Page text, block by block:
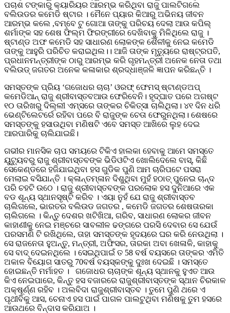
ପଚାଶ ଟଙ୍କାରୁ କ୍ୟାରିୟର ଆରମ୍ଭ କରିଥିବା ରାଜୁ ପାଲଟିଗଲେ
ବଲିଉଡର କମେଡି ଷ୍ଟାର । ମୈନେ ପ୍ୟାର କିଆରୁ ଅଭିନୟ ଜୀବନ
ଆରମ୍ଭ କଲେ ,ବମ୍ବେ ଟୁ ଗୋଆ ତାଙ୍କୁ ପରିଚୟ ଦେଲା ଆଉ କପିଲ୍
ଶର୍ମାଙ୍କ ସହ ଶେଷ ଫିଲ୍ମ ଫିରଙ୍ଗୀରେ ଦେଖିବାକୁ ମିଳିଥିଲେ ରାଜୁ ।
ଷ୍ଟାଣ୍ଡ ଅଫ କମେଡି ସହ ସାଧାରଣ ଲୋକଙ୍କ ଶୈଳୀକୁ ନେଇ କମେଡି
ତାଙ୍କୁ ଆହୁରି ପରିଚିତ କରାଇଥିଲ।। ଆଜି ତାଙ୍କ ମୃତ୍ୟୁରେ ରାଷ୍ଟ୍ରପତି,
ପ୍ରଧାନମନ୍ତ୍ରୀଙ୍କ ଠାରୁ ଆରମ୍ଭ କରି ଗୃହମନ୍ତ୍ରୀ ଅନେକ ନେତା ତଥା
ବଲିଉଡ୍ ଜଗତର ଅନେକ କଳାକାର ଶ୍ରଦ୍ଧାଞ୍ଜଳି ଜ୍ଞାପନ କରିଛନ୍ତି ।
ସମସ୍ତଙ୍କ ପ୍ରିୟ ‘ଗଜୋଧର ଚାଚା’ ଓରଫ୍ ଫେମସ୍ ଷ୍ଟାଣ୍ଡଅପ୍
କମେଡିଆନ୍ ରାଜୁ ଶ୍ରୀବାସ୍ତବଆଉ ଫେରିବେନି। ହୃଦ୍ଘାତ ପରେ ଅଗଷ୍ଟ
୧୦ ତାରିଖରୁ ଦିଲ୍ଲୀ ଏମ୍ସରେ ତାଙ୍କର ଚିକିତ୍ସା ଚାଲିଥିଲା। ୪୧ ଦିନ ଧରି
ଭେଣ୍ଟିଲେଟର୍ରେ ରହିବା ପରେ ବି ରାଜୁଙ୍କ ଚେତା ଫେରୁନଥିଲା। ଶେଷରେ
ସମସ୍ତଙ୍କୁ ହସାଉଥିବା ମଣିଷଟି ଏବେ ସମସ୍ତ ଆଖିରେ ଲୁହ ଦେଇ
ଆରପାରିକୁ ଚାଲିଯାଇଛି।
ଗଭୀର ମାନସିକ ଚାପ ସମୟରେ ଟିକିଏ ହାଲକା ହେବାକୁ ଆମେ ସମସ୍ତେ
ୟୁଟ୍ୟୁବରୁ ରାଜୁ ଶ୍ରୀବାସ୍ତବଙ୍କ ଭିଡିଓଟିଏ ଖୋଲିଦେଲେ ବାସ୍, କିଛି
ସେକେଣ୍ଡରେ ହଜିଯାଇଥିବା ହସ ଗୁଡିକ ପୁଣି ଆମ ଚାରିପଟେ ପସରା
ମେଲାଇ ବସିଯାନ୍ତି । କ୍ଳାନ୍ତମ୍ଳାନ ଦିଶୁଥିବା ମୁହଁ ହଠାତ୍ ପୁନେଇ ଚାନ୍ଦ
ପରି ଚହଟି ଉଠେ । ରାଜୁ ଶ୍ରୀବାସ୍ତବଙ୍କ ପରଲୋକ ହସ ଦୁନିଆରେ ଏକ
ବଡ ଶୂନ୍ୟ ସ୍ଥାନସୃଷ୍ଟି କରିବ । ଏୟା ନୁହଁ ଯେ ରାଜୁ ଶ୍ରୀବାସ୍ତବ
ଚାଲିଗଲେ, ଭାରତର ବଲିଉଡ ଜଗତର , କମେଡି ଜଗତର ଶେଷତାରକା
ଚାଲିଗଲେ । କିନ୍ତୁ ଦେଶର ଖଟିଖିଆ, ଗରିବ, ସାଧାରଣ ଲୋକର ଜୀବନ
କାହାଣୀକୁ ନେଇ ମଞ୍ଚରେ ସାବଲୀଳ ଢଙ୍ଗରେ ପରସି ଦେବାର ସେ ଯେଉଁ
ପରସମଣି ଟି ରଖିଥିଲେ, ତାହା ସମସ୍ତଙ୍କ ହୃଦୟରେ ଘର କରି ନେଉଥିଲା ।
ସେ ରାଜନେତା ହୁଅନ୍ତୁ, ମନ୍ତ୍ରୀ, ଅଫିସର, ତାରକା ଅବା ଖେଳାଳି, କାହାକୁ
ସେ ବାଦ୍ ଦେଇନଥିଲେ । ସେଇଥିପାଇଁ ତ 58 ବର୍ଷ ବୟସରେ ତାଙ୍କର ଏମିତି
ଅକାଳ ବିୟୋଗ ସାତରୁ 70ବର୍ଷ ବୟସ୍କଙ୍କୁ ଦୁଃଖ ଦେଇଛି । ସମସ୍ତେ
ହୋଇଛନ୍ତି ମର୍ମାହତ । ଗଜୋଧର ଚାଚାଙ୍କ ଶୂନ୍ୟ ସ୍ଥାନକୁ ହୁଏତ ଆଉ
କିଏ ନେଇପାରେ, କିନ୍ତୁ ହସ ବଜାରରେ ରାଜୁଶ୍ରୀବାସ୍ତଙ୍କ ସ୍ଥାନ ଚିରକାଳ
ଅକ୍ଷୂର୍ଣ୍ଣ ରହିବ । ଅଲବିଦା ରାଜୁଶ୍ରୀବାସ୍ତବ । ତୁମେ ପୁଣି ଥରେ ଏ
ପୃଥୀବିକୁ ଆସ, ଚେନାଏ ହସ ପାଇଁ ପାଗଳ ପାଲଟୁଥିବା ମଣିଷକୁ ତୁମ ହସରେ
ଆଉଥରେ ବିନ୍ଦାସ କରିଯାଅ ।